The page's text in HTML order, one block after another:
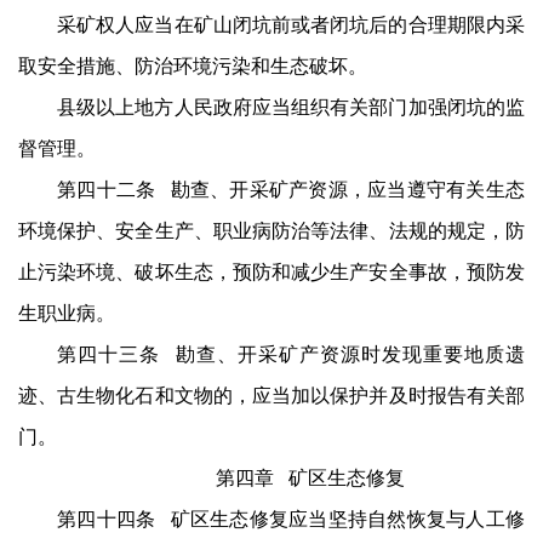
采矿权人应当在矿山闭坑前或者闭坑后的合理期限内采
取安全措施、防治环境污染和生态破坏。
县级以上地方人民政府应当组织有关部门加强闭坑的监
督管理。
第四十二条 勘查、开采矿产资源，应当遵守有关生态
环境保护、安全生产、职业病防治等法律、法规的规定，防
止污染环境、破坏生态，预防和减少生产安全事故，预防发
生职业病。
第四十三条 勘查、开采矿产资源时发现重要地质遗
迹、古生物化石和文物的，应当加以保护并及时报告有关部
门。
第四章 矿区生态修复
第四十四条 矿区生态修复应当坚持自然恢复与人工修